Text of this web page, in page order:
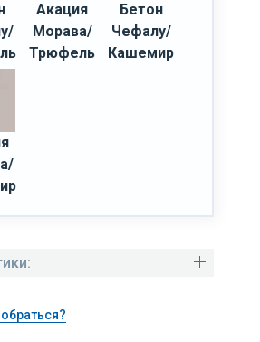
Акация
Морава/
Трюфель
Бетон
Чефалу/
Кашемир